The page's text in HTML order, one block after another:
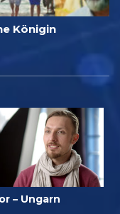
Königin
– Ungarn